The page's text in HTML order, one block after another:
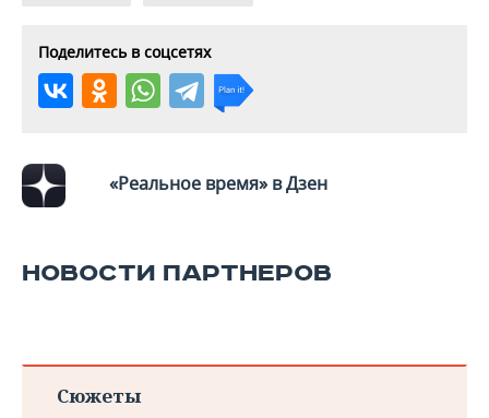
Поделитесь в соцсетях
«Реальное время» в Дзен
НОВОСТИ ПАРТНЕРОВ
Сюжеты